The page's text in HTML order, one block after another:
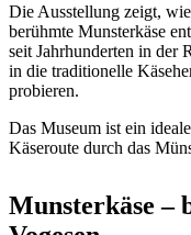
Die Ausstellung zeigt,
berühmte Munsterkäse
seit Jahrhunderten in der
in die traditionelle
probieren.
Das Museum ist ein
Käseroute durch das
Munsterkäse –